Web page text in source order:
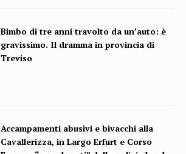
Bimbo di tre anni travolto da un’auto: è
gravissimo. Il dramma in provincia di
Treviso
Accampamenti abusivi e bivacchi alla
Cavallerizza, in Largo Erfurt e Corso